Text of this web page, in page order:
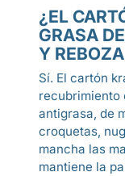
¿EL
GRASA
Y
Sí. El cartón
recubrimiento
antigrasa, de
croquetas,
mancha las
mantiene la